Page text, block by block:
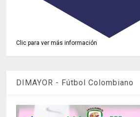
Clic para ver más información
DIMAYOR - Fútbol Colombiano